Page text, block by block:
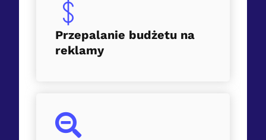
Przepalanie budżetu na
reklamy